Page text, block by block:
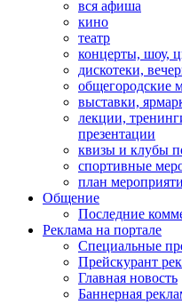
вся афиша
кино
театр
концерты, шоу,
дискотеки,
общегородские
выставки,
лекции,
презентации
квизы и клубы
спортивные
план
Общение
Последние
Реклама на портале
Специальные
Прейскурант
Главная новость
Баннерная